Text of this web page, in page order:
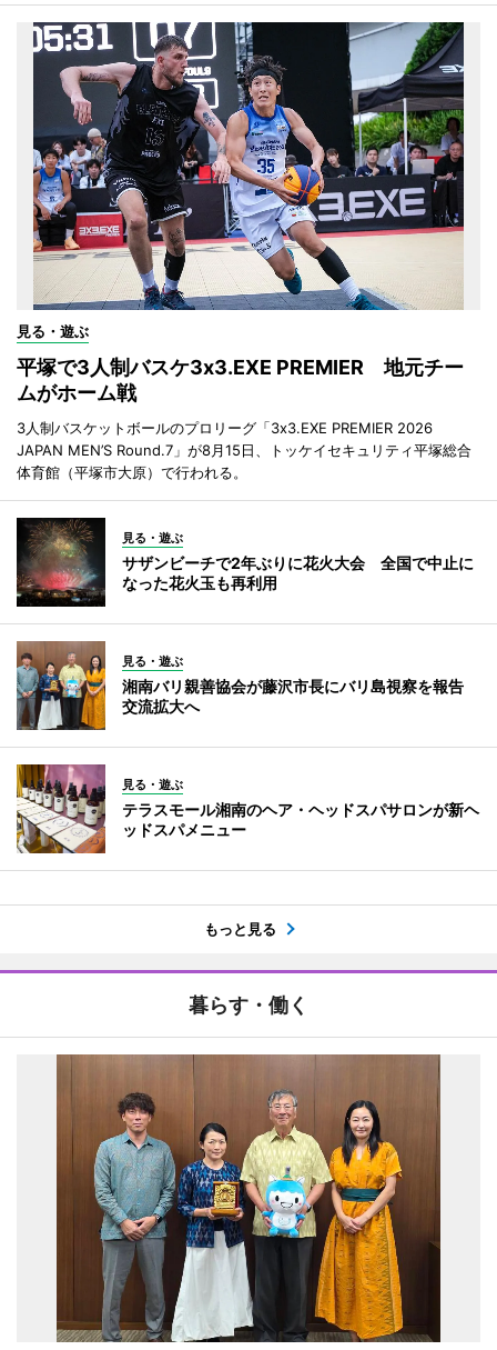
見る・遊ぶ
平塚で3人制バスケ3x3.EXE PREMIER 地元チー
ムがホーム戦
3人制バスケットボールのプロリーグ「3x3.EXE PREMIER 2026
JAPAN MEN’S Round.7」が8月15日、トッケイセキュリティ平塚総合
体育館（平塚市大原）で行われる。
見る・遊ぶ
サザンビーチで2年ぶりに花火大会 全国で中止に
なった花火玉も再利用
見る・遊ぶ
湘南バリ親善協会が藤沢市長にバリ島視察を報告
交流拡大へ
見る・遊ぶ
テラスモール湘南のヘア・ヘッドスパサロンが新ヘ
ッドスパメニュー
もっと見る
暮らす・働く